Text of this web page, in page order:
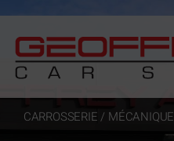
CARROSSERIE / MÉCANIQUE